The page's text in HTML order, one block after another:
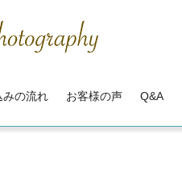
みの流れ お客様の声 Q&A